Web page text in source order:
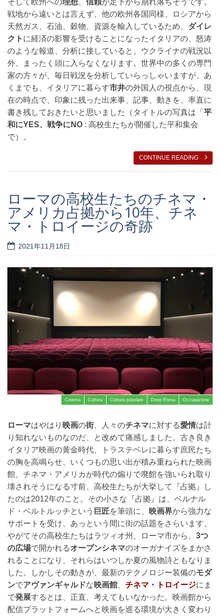
戦地から遠いとは言えず、他の欧州各国同様、ロシアから
天然ガス、石油、穀物、資源を輸入しているため、 ダイレ
クト に経済の影響を受けることになったイタリアの、怒涛
のような報道、分析に接していると、ウクライナの戦況以
外、まったく頭に入らなくなります。世界中の多くの専門
家の方々が、毎日戦況を分析していらっしゃいますが、あ
くまでも、イタリアに暮らす市井の外国人の視点から、現
在の時点で、印象に残った出来事、記事、動きを、率直に
書き残しておきたいと思いました（タイトルの写真は「 平
和にYES、戦争にNO : 高校生たちが開催した平和集会
で）。
CONTINUE READING
ローマの高校生たちのチネマ・
アメリカ占拠から10年、チネ
マ・トロイージの奇跡
2021年11月18日
Cinema Cultura Cultura popolare Deep Roma Occupazione
ローマはやはり 映画の街、人々のチネマに対する愛情は計
り知れないものなのだ、と改めて痛感しました。古き良き
イタリア映画の黄金時代、トラステベレに暮らす庶民たち
の胸を高鳴らせ、いくつもの思い出が積み重ねられた映画
館、チネマ・アメリカが時代の煽りで廃館を強いられ取り
壊されそうになる寸前、高校生たちが大挙して『占拠』し
たのは2012年のこと。その小さな『占拠』は、ベルナル
ド・ベルトルッチという 巨匠を筆頭に、 映画界から強力な
サポートを受け、あっという間に街の話題をさらいます。
やがてその高校生たちはラツィオ州、ローマ市から、 3つ
の広場で開かれるオープンシネマのオーガナイズをまかさ
れることになり、それらはいつしか夏の風物詩ともなりま
した。しかしその動きが、最新のテクノロジー装備のモダ
ンでアヴァンギャルドな映画館 チネマ・トロイージにま
で発展するとは、正直、考えてもいなかった。映画館から
配信プラットフォームへと映画を巡る環境が大きく変わり